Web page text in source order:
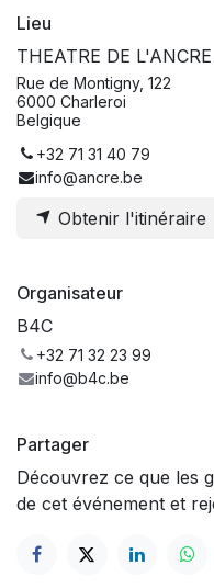
Lieu
THEATRE DE
Rue de Montigny, 122
6000 Charleroi
Belgique
+32 71 31 40 79
info@ancre.be
Obtenir l'itinéraire
Organisateur
B4C
+32 71 32 23 99
info@b4c.be
Partager
Découvrez ce que les
de cet événement et